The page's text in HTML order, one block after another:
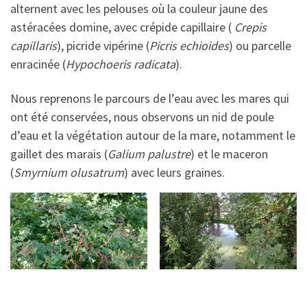
alternent avec les pelouses où la couleur jaune des
astéracées domine, avec crépide capillaire ( Crepis
capillaris), picride vipérine (Picris echioides) ou parcelle
enracinée (Hypochoeris radicata).
Nous reprenons le parcours de l’eau avec les mares qui
ont été conservées, nous observons un nid de poule
d’eau et la végétation autour de la mare, notamment le
gaillet des marais (Galium palustre) et le maceron
(Smyrnium olusatrum) avec leurs graines.